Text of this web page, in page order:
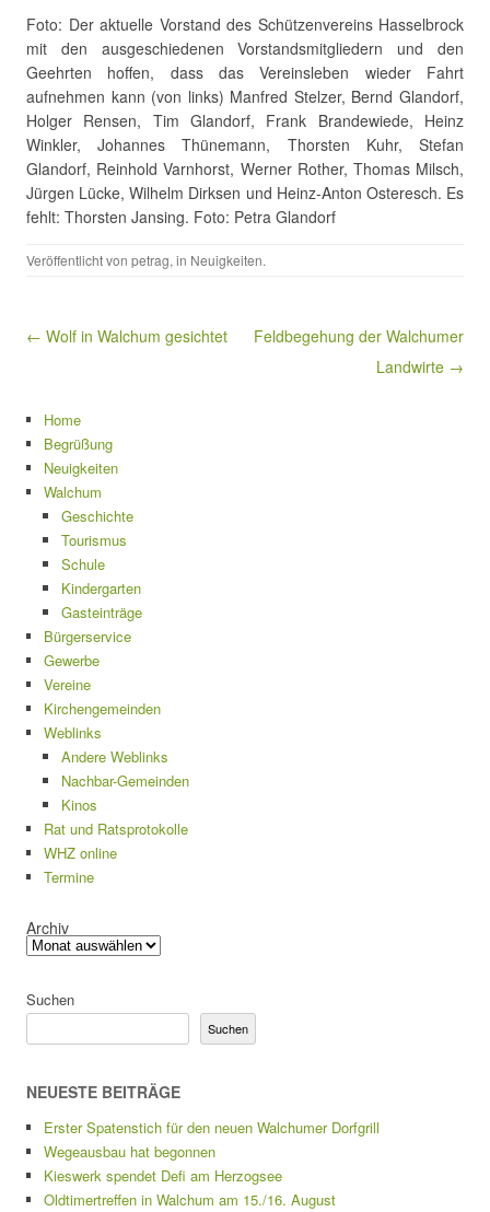
Foto: Der aktuelle Vorstand des Schützenvereins Hasselbrock
mit den ausgeschiedenen Vorstandsmitgliedern und den
Geehrten hoffen, dass das Vereinsleben wieder Fahrt
aufnehmen kann (von links) Manfred Stelzer, Bernd Glandorf,
Holger Rensen, Tim Glandorf, Frank Brandewiede, Heinz
Winkler, Johannes Thünemann, Thorsten Kuhr, Stefan
Glandorf, Reinhold Varnhorst, Werner Rother, Thomas Milsch,
Jürgen Lücke, Wilhelm Dirksen und Heinz-Anton Osteresch. Es
fehlt: Thorsten Jansing. Foto: Petra Glandorf
Veröffentlicht von petrag, in Neuigkeiten.
Beitragsnavigation
← Wolf in Walchum gesichtet
Feldbegehung der Walchumer
Landwirte →
Home
Begrüßung
Neuigkeiten
Walchum
Geschichte
Tourismus
Schule
Kindergarten
Gasteinträge
Bürgerservice
Gewerbe
Vereine
Kirchengemeinden
Weblinks
Andere Weblinks
Nachbar-Gemeinden
Kinos
Rat und Ratsprotokolle
WHZ online
Termine
Archiv
Suchen
Suchen
NEUESTE BEITRÄGE
Erster Spatenstich für den neuen Walchumer Dorfgrill
Wegeausbau hat begonnen
Kieswerk spendet Defi am Herzogsee
Oldtimertreffen in Walchum am 15./16. August